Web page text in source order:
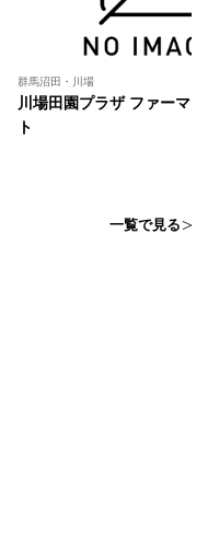
群馬沼田・川場
川場田園プラザ ファーマ
ト
一覧で見る